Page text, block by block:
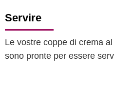
Servire
Le vostre coppe di crema
sono pronte per essere